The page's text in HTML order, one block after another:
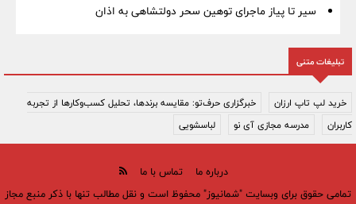
سیر تا پیاز ماجرای توهین سحر دولتشاهی به اذان
تبلیغات متنی
خرید لپ تاپ ارزان
خبرگزاری حرف‌تو: مقایسه برندها، تحلیل کسب‌وکارها از تجربه
کاربران
مدرسه مجازی آی نو لباسشویی
درباره ما
تماس با ما
تمامی حقوق برای وبسایت "شمانیوز" محفوظ است و نقل مطالب تنها با ذکر منبع مجاز